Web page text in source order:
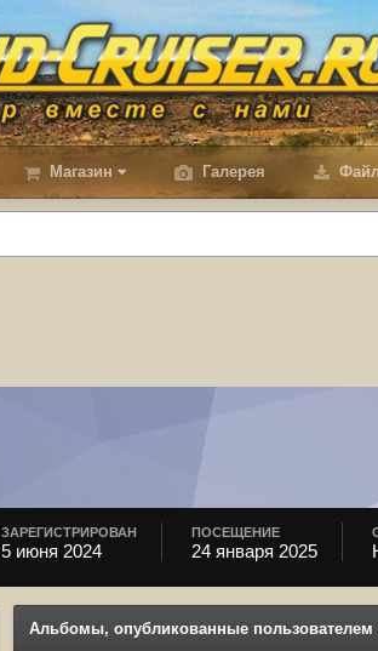
Магазин Галерея
ЗАРЕГИСТРИРОВАН
5 июня 2024
ПОСЕЩЕНИЕ
24 января 2025
Альбомы, опубликованные пользователем